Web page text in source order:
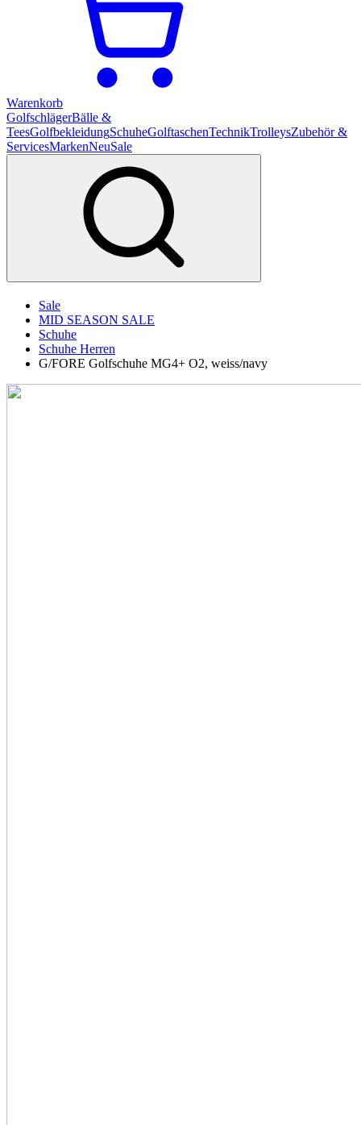
Warenkorb
GolfschlägerBälle &
TeesGolfbekleidungSchuheGolftaschenTechnikTrolleysZubehör &
ServicesMarkenNeuSale
Sale
MID SEASON SALE
Schuhe
Schuhe Herren
G/FORE Golfschuhe MG4+ O2, weiss/navy